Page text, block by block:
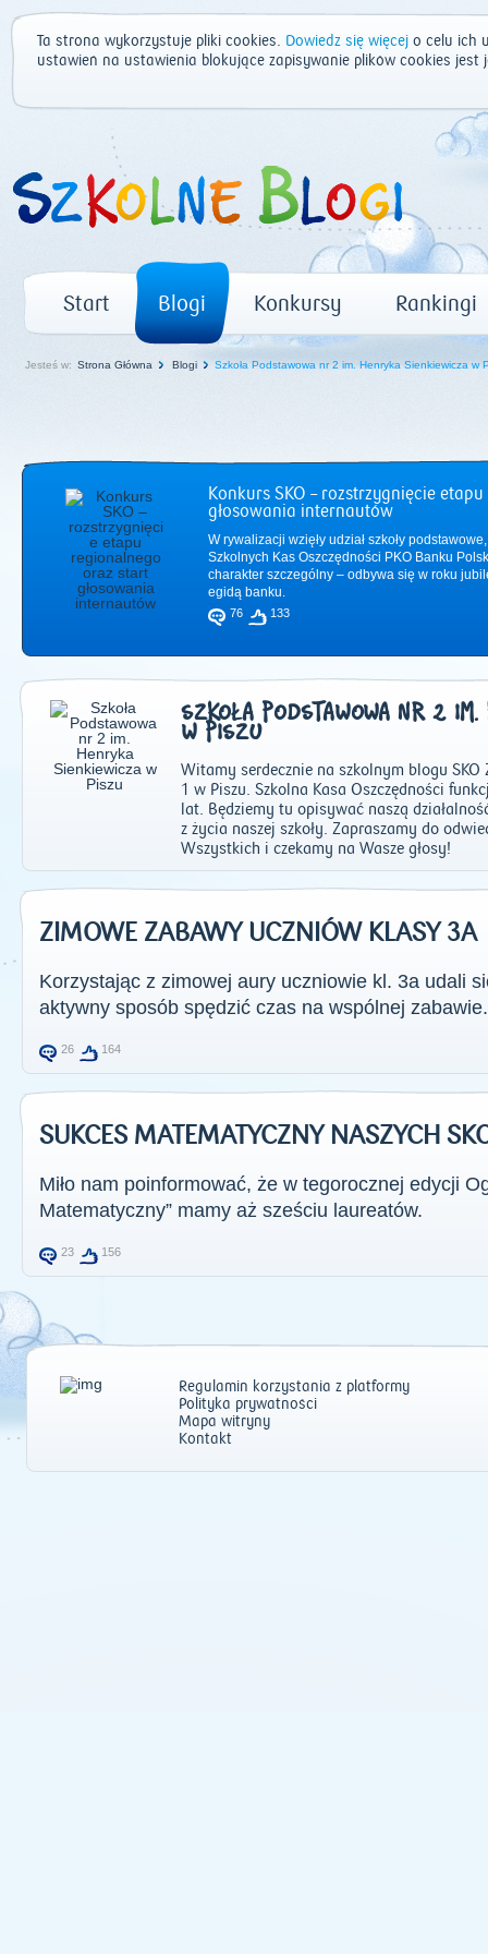
Ta strona wykorzystuje pliki cookies. Dowiedz się więcej o celu ich
ustawień na ustawienia blokujące zapisywanie plików cookies
Start Blogi Konkursy Rankingi
Jesteś w: Strona Główna Blogi Szkoła Podstawowa nr 2 im. Henryka Sienkiewicza w
Konkurs SKO – rozstrzygnięcie
głosowania internautów
W rywalizacji wzięły udział szkoły
Szkolnych Kas Oszczędności PKO Banku
charakter szczególny – odbywa się w roku
egidą banku.
76 133
SZKOŁA PODSTAWOWA NR 2
W PISZU
Witamy serdecznie na szkolnym blogu SKO
1 w Piszu. Szkolna Kasa Oszczędności
lat. Będziemy tu opisywać naszą
z życia naszej szkoły. Zapraszamy do
Wszystkich i czekamy na Wasze głosy!
ZIMOWE ZABAWY UCZNIÓW KLASY 3A
Korzystając z zimowej aury uczniowie kl. 3a udali
aktywny sposób spędzić czas na wspólnej zabawie.
26 164
SUKCES MATEMATYCZNY NASZYCH
Miło nam poinformować, że w tegorocznej edycji
Matematyczny” mamy aż sześciu laureatów.
23 156
2011| 2012|
Regulamin korzystania z platformy
Polityka prywatności
Mapa witryny
Kontakt